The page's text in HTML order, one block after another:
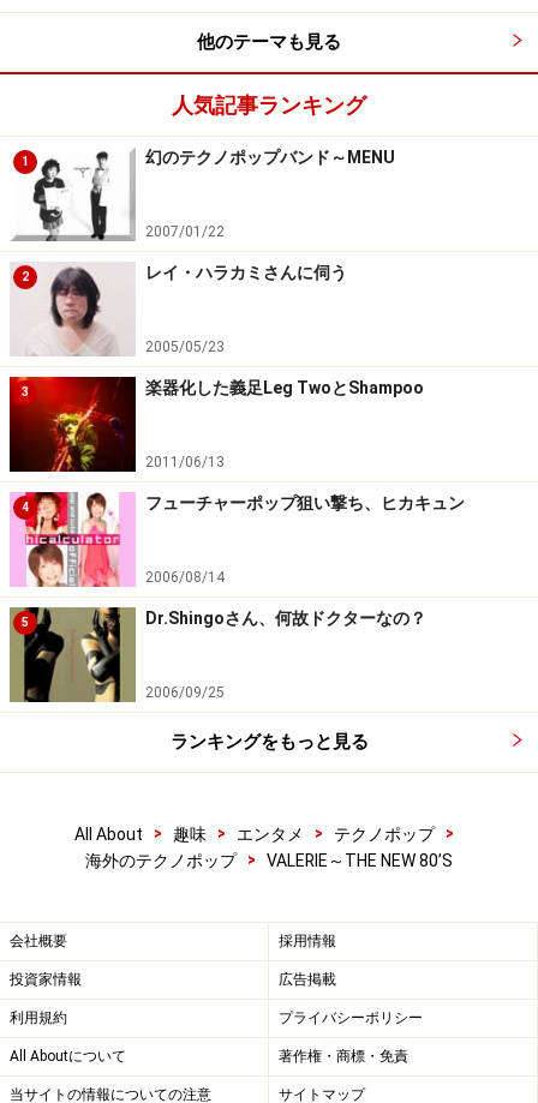
他のテーマも見る
人気記事ランキング
1 幻のテクノポップバンド～MENU
2007/01/22
2 レイ・ハラカミさんに伺う
2005/05/23
3 楽器化した義足Leg TwoとShampoo
2011/06/13
4 フューチャーポップ狙い撃ち、ヒカキュン
2006/08/14
5 Dr.Shingoさん、何故ドクターなの？
2006/09/25
ランキングをもっと見る
All About > 趣味 > エンタメ > テクノポップ
>
海外のテクノポップ
> VALERIE～THE NEW 80’S
会社概要 採用情報
投資家情報 広告掲載
利用規約 プライバシーポリシー
All Aboutについて 著作権・商標・免責
当サイトの情報についての注意 サイトマップ